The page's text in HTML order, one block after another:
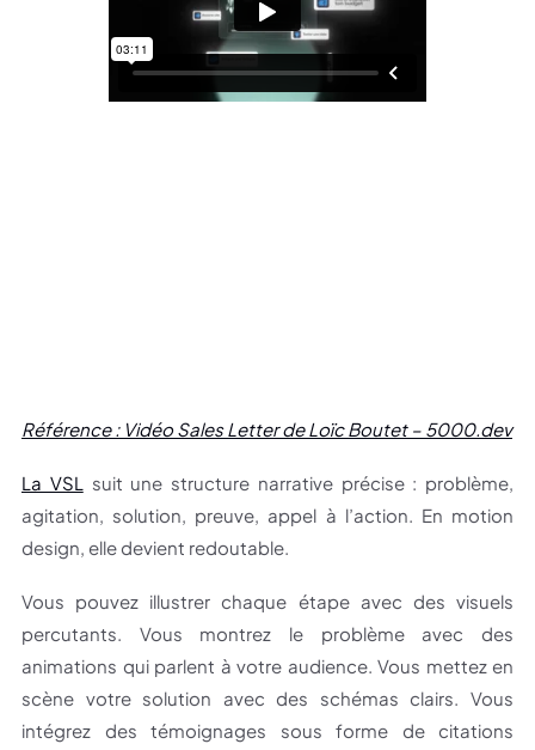
Référence : Vidéo Sales Letter de Loïc Boutet – 5000.dev
La VSL suit une structure narrative précise : problème,
agitation, solution, preuve, appel à l’action. En motion
design, elle devient redoutable.
Vous pouvez illustrer chaque étape avec des visuels
percutants. Vous montrez le problème avec des
animations qui parlent à votre audience. Vous mettez en
scène votre solution avec des schémas clairs. Vous
intégrez des témoignages sous forme de citations